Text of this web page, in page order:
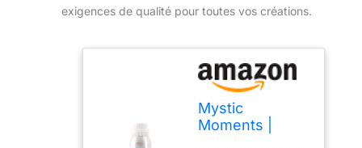
exigences de qualité pour toutes vos créations.
Mystic
Moments |